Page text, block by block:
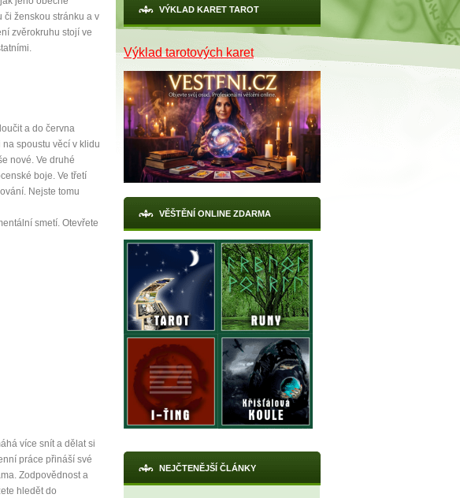
ženskou stránku a v
zvěrokruhu stojí ve
a do června
spoustu věcí v klidu
nové. Ve druhé
boje. Ve třetí
Nejste tomu
smetí. Otevřete
více snít a dělat si
práce přináší své
Zodpovědnost a
hledět do
VÝKLAD KARET TAROT
Výklad tarotových karet
VĚŠTĚNÍ ONLINE ZDARMA
NEJČTENĚJŠÍ ČLÁNKY